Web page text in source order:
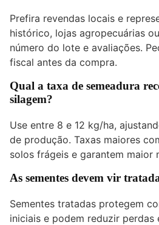
Prefira revendas locais e
histórico, lojas agropecuárias
número do lote e avaliações.
fiscal antes da compra.
Qual a taxa de semeadura
silagem?
Use entre 8 e 12 kg/ha,
de produção. Taxas maiores
solos frágeis e garantem maior
As sementes devem vir
Sementes tratadas protegem
iniciais e podem reduzir perdas